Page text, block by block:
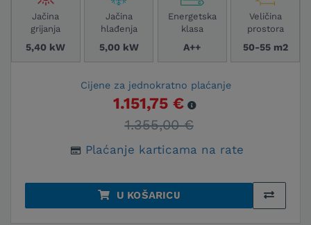
Jačina
grijanja
5,40 kW
Jačina
hlađenja
5,00 kW
Energetska
klasa
A++
Veličina
prostora
50-55 m2
Cijene za jednokratno plaćanje
1.151,75 €
1.355,00 €
Plaćanje karticama na rate
U KOŠARICU